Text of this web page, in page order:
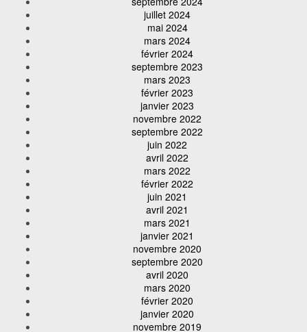
juillet 2024
mai 2024
mars 2024
février 2024
septembre 2023
mars 2023
février 2023
janvier 2023
novembre 2022
septembre 2022
juin 2022
avril 2022
mars 2022
février 2022
juin 2021
avril 2021
mars 2021
janvier 2021
novembre 2020
septembre 2020
avril 2020
mars 2020
février 2020
janvier 2020
novembre 2019